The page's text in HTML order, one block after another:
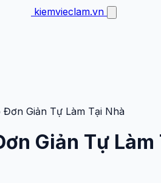
kiemvieclam.vn
Đơn Giản Tự Làm Tại Nhà
Giản Tự Làm